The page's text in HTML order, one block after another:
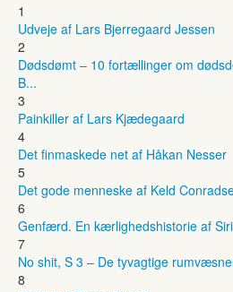
1
Udveje af Lars Bjerregaard Jessen
2
Dødsdømt – 10 fortællinger om
B...
3
Painkiller af Lars Kjædegaard
4
Det finmaskede net af Håkan Nesser
5
Det gode menneske af Keld
6
Genfærd. En kærlighedshistorie af
7
No shit, S 3 – De tyvagtige
8